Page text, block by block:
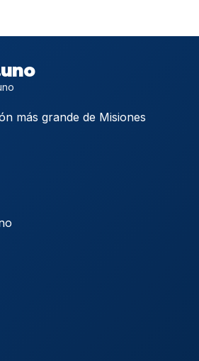
más grande de Misiones